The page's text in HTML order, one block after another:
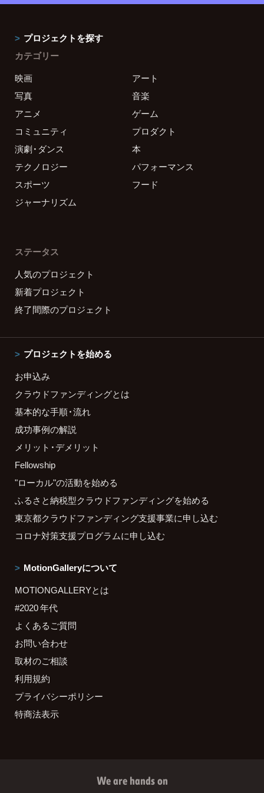
プロジェクトを探す
カテゴリー
映画
アート
写真
音楽
アニメ
ゲーム
コミュニティ
プロダクト
演劇・ダンス
本
テクノロジー
パフォーマンス
スポーツ
フード
ジャーナリズム
ステータス
人気のプロジェクト
新着プロジェクト
終了間際のプロジェクト
プロジェクトを始める
お申込み
クラウドファンディングとは
基本的な手順・流れ
成功事例の解説
メリット・デメリット
Fellowship
"ローカル"の活動を始める
ふるさと納税型クラウドファンディングを始める
東京都クラウドファンディング支援事業に申し込む
コロナ対策支援プログラムに申し込む
MotionGalleryについて
MOTIONGALLERYとは
#2020 年代
よくあるご質問
お問い合わせ
取材のご相談
利用規約
プライバシーポリシー
特商法表示
We are hands on